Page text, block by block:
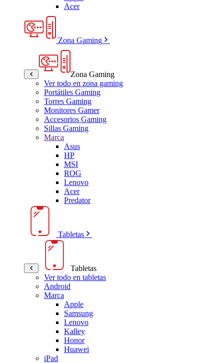
Acer
Zona Gaming
Zona Gaming
Ver todo en zona gaming
Portátiles Gaming
Torres Gaming
Monitores Gamer
Accesorios Gaming
Sillas Gaming
Marca
Asus
HP
MSI
ROG
Lenovo
Acer
Predator
Tabletas
Tabletas
Ver todo en tabletas
Android
Marca
Apple
Samsung
Lenovo
Kalley
Honor
Huawei
iPad